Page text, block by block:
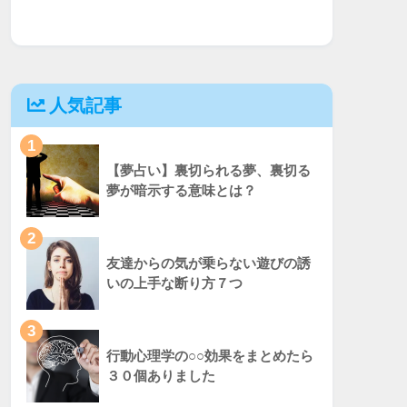
人気記事
1
【夢占い】裏切られる夢、裏切る
夢が暗示する意味とは？
2
友達からの気が乗らない遊びの誘
いの上手な断り方７つ
3
行動心理学の○○効果をまとめたら
３０個ありました